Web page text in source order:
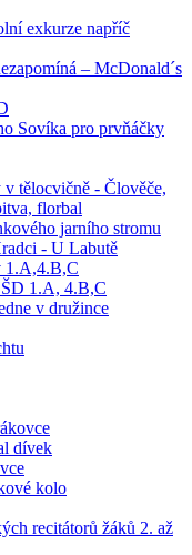
exkurze napříč
– McDonald´s
Sovíka pro prvňáčky
tělocvičně - Člověče,
florbal
jarního stromu
- U Labutě
1.A,4.B,C
ŠD 1.A, 4.B,C
v družince
dívek
kolo
recitátorů žáků 2. až